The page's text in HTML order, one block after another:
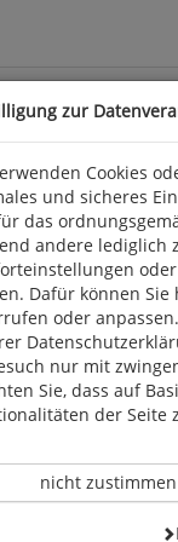
deutschen
reduzierte man
sogar
wandte
Die
zur
Cookies
und sicheres
das
andere lediglich
Dafür können
oder
nur mit
Sie, dass auf
der Seite
nicht zustimmen